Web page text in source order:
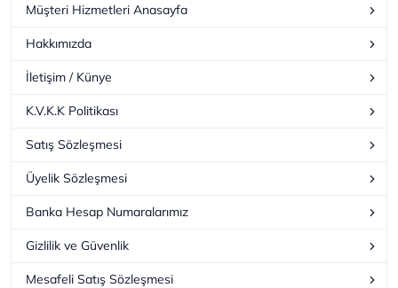
Müşteri Hizmetleri Anasayfa
Hakkımızda
İletişim / Künye
K.V.K.K Politikası
Satış Sözleşmesi
Üyelik Sözleşmesi
Banka Hesap Numaralarımız
Gizlilik ve Güvenlik
Mesafeli Satış Sözleşmesi